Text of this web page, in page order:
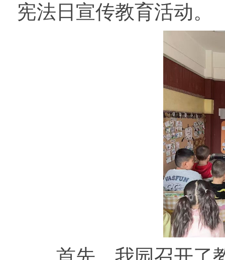
宪法日宣传教育活动。